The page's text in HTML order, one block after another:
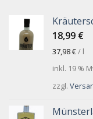
18,99 €
37,98€/ l
inkl. 19 %
zzgl.